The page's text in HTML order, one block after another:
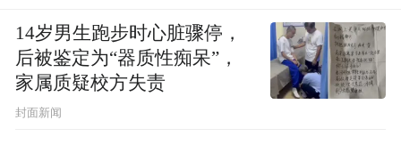
14岁男生跑步时心脏骤停，
后被鉴定为“器质性痴呆”，
家属质疑校方失责
封面新闻